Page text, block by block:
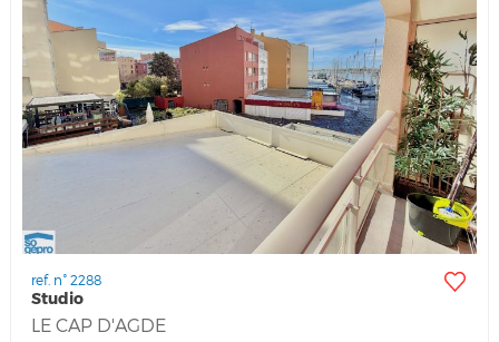
ref. n° 2288
Studio
LE CAP D'AGDE